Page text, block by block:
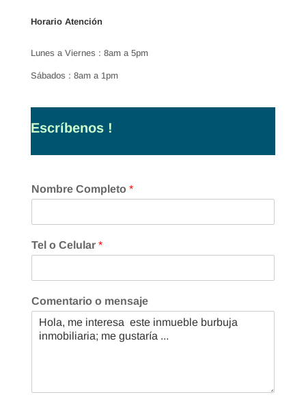
Horario Atención
Lunes a Viernes : 8am a 5pm
Sábados : 8am a 1pm
Escríbenos !
Nombre Completo *
Tel o Celular *
Comentario o mensaje